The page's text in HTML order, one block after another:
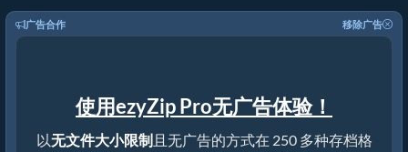
广告合作 移除广告
使用ezyZip Pro无广告体验！
以无文件大小限制且无广告的方式在 250 多种存档格